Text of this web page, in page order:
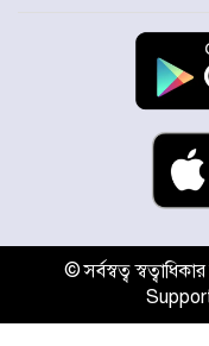
© সর্বস্বত্ব